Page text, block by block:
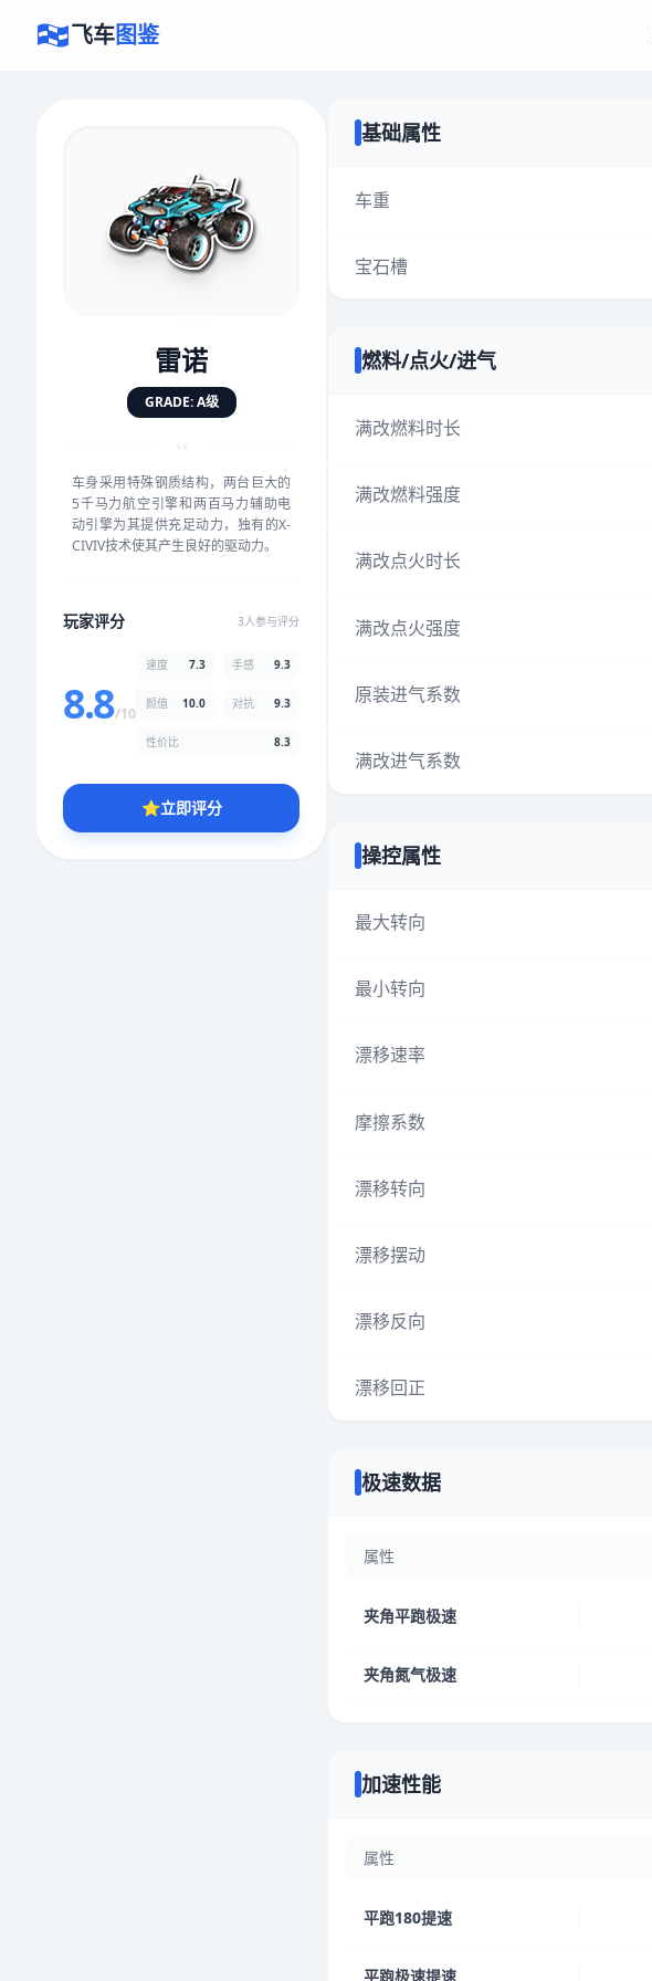
飞车图鉴
雷诺
GRADE: A级
“
车身采用特殊钢质结构，两台巨大的
5千马力航空引擎和两百马力辅助电
动引擎为其提供充足动力，独有的X-
CIVIV技术使其产生良好的驱动力。
玩家评分 3人参与评分
8.8/10
速度 7.3 手感 9.3
颜值 10.0 对抗 9.3
性价比 8.3
⭐立即评分
基础属性
车重
宝石槽
燃料/点火/进气
满改燃料时长
满改燃料强度
满改点火时长
满改点火强度
原装进气系数
满改进气系数
操控属性
最大转向
最小转向
漂移速率
摩擦系数
漂移转向
漂移摆动
漂移反向
漂移回正
极速数据
属性
夹角平跑极速
夹角氮气极速
加速性能
属性
平跑180提速
平跑极速提速
评价赛车
5.0分
对抗
★★★★★★
手感 5.0分
★★★★★ ★★★★
★★★★
性价比 5.0分
★★★ ★★
* 综合评分为玩家评分结果，速度占比73%，手感占比93%，对抗占
比93%，性价比占比83%，颜值占比100%